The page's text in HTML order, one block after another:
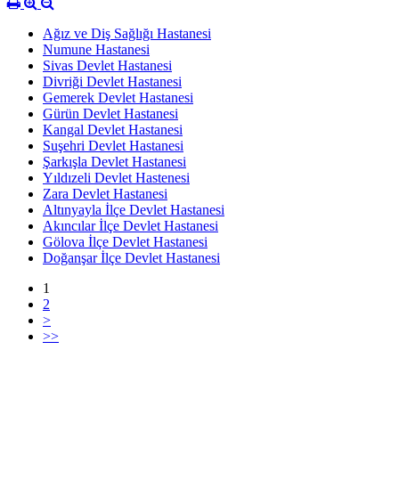
Ağız ve Diş Sağlığı Hastanesi
Numune Hastanesi
Sivas Devlet Hastanesi
Divriği Devlet Hastanesi
Gemerek Devlet Hastanesi
Gürün Devlet Hastanesi
Kangal Devlet Hastanesi
Suşehri Devlet Hastanesi
Şarkışla Devlet Hastanesi
Yıldızeli Devlet Hastenesi
Zara Devlet Hastanesi
Altınyayla İlçe Devlet Hastanesi
Akıncılar İlçe Devlet Hastanesi
Gölova İlçe Devlet Hastanesi
Doğanşar İlçe Devlet Hastanesi
1
2
>
>>